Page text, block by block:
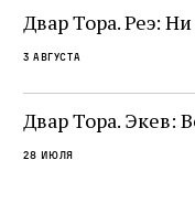
Двар Тора. Реэ:
3 августа
Двар Тора. Экев:
28 июля